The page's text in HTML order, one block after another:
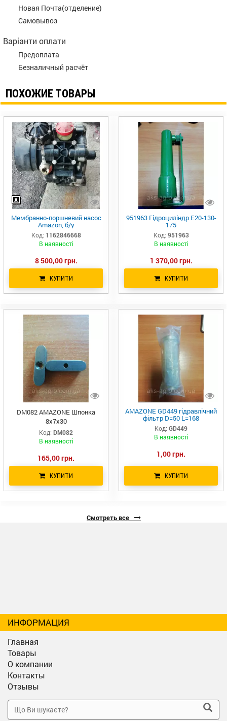
Новая Почта(отделение)
Самовывоз
Варіанти оплати
Предоплата
Безналичный расчёт
ПОХОЖИЕ ТОВАРЫ
Мембранно-поршневий насос
Amazon, б/у
Код: 1162846668
В наявності
8 500,00 грн.
КУПИТИ
951963 Гідроциліндр Е20-130-
175
Код: 951963
В наявності
1 370,00 грн.
КУПИТИ
DM082 AMAZONE Шпонка
8х7х30
Код: DM082
В наявності
165,00 грн.
КУПИТИ
AMAZONE GD449 гідравлічний
фільтр D=50 L=168
Код: GD449
В наявності
1,00 грн.
КУПИТИ
Смотреть все
ИНФОРМАЦИЯ
Главная
Товары
О компании
Контакты
Отзывы